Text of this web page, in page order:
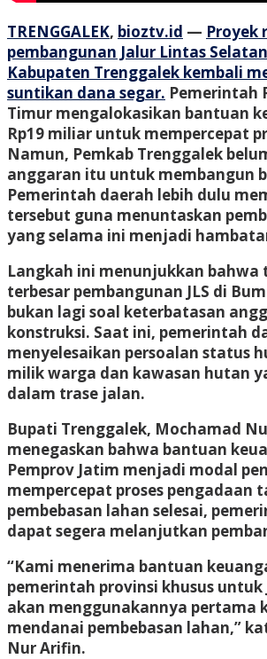
TRENGGALEK, bioztv.id — Proyek
pembangunan Jalur Lintas Selatan
Kabupaten Trenggalek kembali
suntikan dana segar. Pemerintah
Timur mengalokasikan bantuan
Rp19 miliar untuk mempercepat
Namun, Pemkab Trenggalek
anggaran itu untuk membangun
Pemerintah daerah lebih dulu
tersebut guna menuntaskan
yang selama ini menjadi
Langkah ini menunjukkan
terbesar pembangunan JLS di
bukan lagi soal keterbatasan
konstruksi. Saat ini, pemerintah
menyelesaikan persoalan status
milik warga dan kawasan hutan
dalam trase jalan.
Bupati Trenggalek, Mochamad
menegaskan bahwa bantuan
Pemprov Jatim menjadi modal
mempercepat proses pengadaan
pembebasan lahan selesai,
dapat segera melanjutkan
“Kami menerima bantuan
pemerintah provinsi khusus untuk
akan menggunakannya pertama
mendanai pembebasan lahan,”
Nur Arifin.